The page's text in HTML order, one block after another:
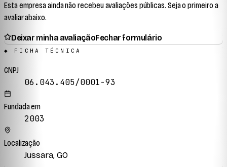
Esta empresa ainda não recebeu avaliações públicas. Seja o primeiro a
avaliar abaixo.
Deixar minha avaliaçãoFechar formulário
◆ FICHA TÉCNICA
CNPJ
06.043.405/0001-93
Fundada em
2003
Localização
Jussara, GO